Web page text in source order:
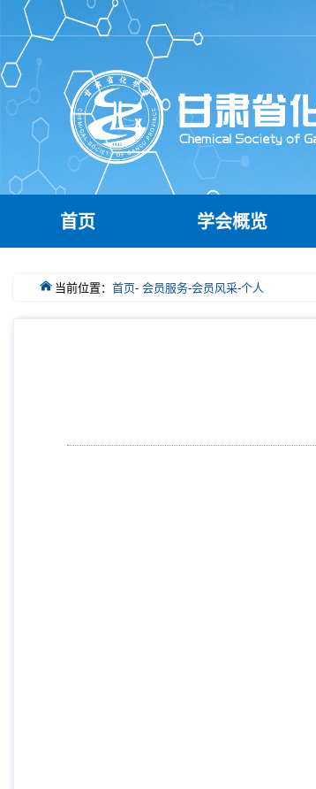
首页 学会概览
当前位置： 首页- 会员服务-会员风采-个人